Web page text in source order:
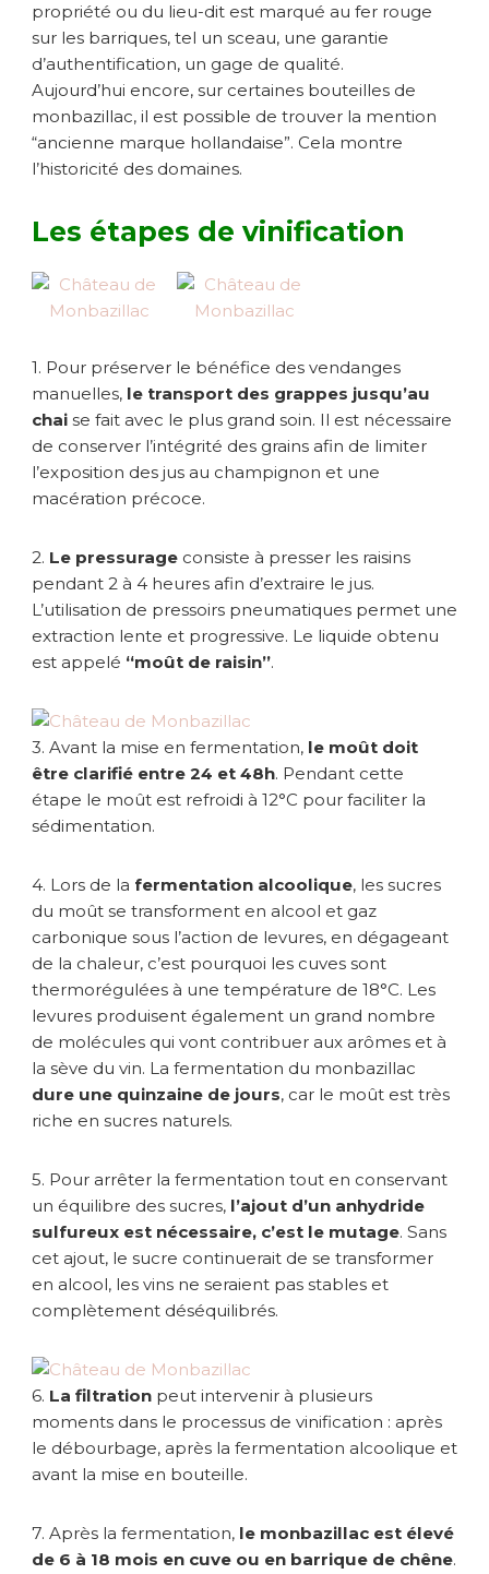
propriété ou du lieu-dit est marqué au fer rouge
sur les barriques, tel un sceau, une garantie
d’authentification, un gage de qualité.
Aujourd’hui encore, sur certaines bouteilles de
monbazillac, il est possible de trouver la mention
“ancienne marque hollandaise”. Cela montre
l’historicité des domaines.
Les étapes de vinification
1. Pour préserver le bénéfice des vendanges
manuelles, le transport des grappes jusqu’au
chai se fait avec le plus grand soin. Il est nécessaire
de conserver l’intégrité des grains afin de limiter
l’exposition des jus au champignon et une
macération précoce.
2. Le pressurage consiste à presser les raisins
pendant 2 à 4 heures afin d’extraire le jus.
L’utilisation de pressoirs pneumatiques permet une
extraction lente et progressive. Le liquide obtenu
est appelé “moût de raisin”.
3. Avant la mise en fermentation, le moût doit
être clarifié entre 24 et 48h. Pendant cette
étape le moût est refroidi à 12°C pour faciliter la
sédimentation.
4. Lors de la fermentation alcoolique, les sucres
du moût se transforment en alcool et gaz
carbonique sous l’action de levures, en dégageant
de la chaleur, c’est pourquoi les cuves sont
thermorégulées à une température de 18°C. Les
levures produisent également un grand nombre
de molécules qui vont contribuer aux arômes et à
la sève du vin. La fermentation du monbazillac
dure une quinzaine de jours, car le moût est très
riche en sucres naturels.
5. Pour arrêter la fermentation tout en conservant
un équilibre des sucres, l’ajout d’un anhydride
sulfureux est nécessaire, c’est le mutage. Sans
cet ajout, le sucre continuerait de se transformer
en alcool, les vins ne seraient pas stables et
complètement déséquilibrés.
6. La filtration peut intervenir à plusieurs
moments dans le processus de vinification : après
le débourbage, après la fermentation alcoolique et
avant la mise en bouteille.
7. Après la fermentation, le monbazillac est élevé
de 6 à 18 mois en cuve ou en barrique de chêne.